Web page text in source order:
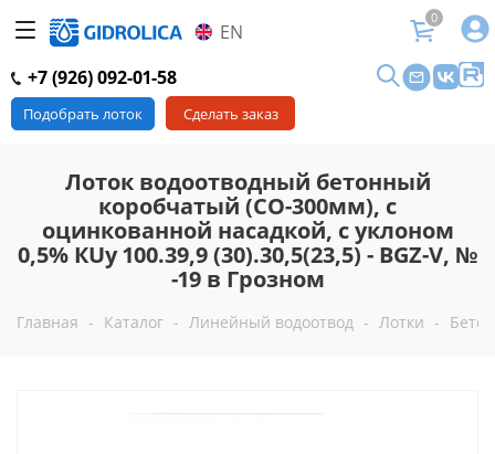
EN
0
+7 (926) 092-01-58
Подобрать лоток Сделать заказ
Лоток водоотводный бетонный
коробчатый (СО-300мм), с
оцинкованной насадкой, с уклоном
0,5% КUу 100.39,9 (30).30,5(23,5) - BGZ-V, №
-19 в Грозном
Главная - Каталог - Линейный водоотвод - Лотки -